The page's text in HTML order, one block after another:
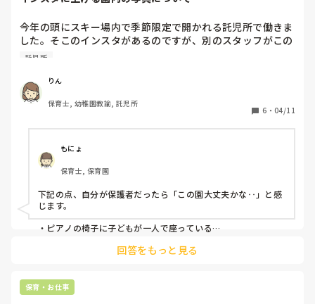
今年の頭にスキー場内で季節限定で開かれる託児所で働きま
した。そこのインスタがあるのですが、別のスタッフがこの
写真をアップしました。その場で私は確認しませんでした。
か？気にならない？私は割と細かいと言われる性格をしてい
るので、モヤっております。
託児所
りん
保育士, 幼稚園教諭, 託児所
6 ・ 04/11
もにょ
保育士, 保育園
下記の点、自分が保護者だったら「この園大丈夫かな‥」と感
じます。
・ピアノの椅子に子どもが一人で座っている
回答をもっと見る
保育・お仕事